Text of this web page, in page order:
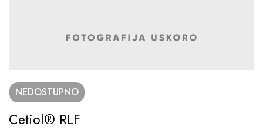
NEDOSTUPNO
Cetiol® RLF